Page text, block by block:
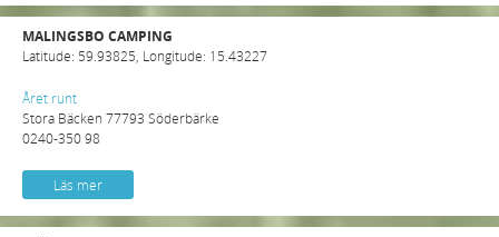
MALINGSBO CAMPING
Latitude: 59.93825, Longitude: 15.43227
Året runt
Stora Bäcken 77793 Söderbärke
0240-350 98
Läs mer